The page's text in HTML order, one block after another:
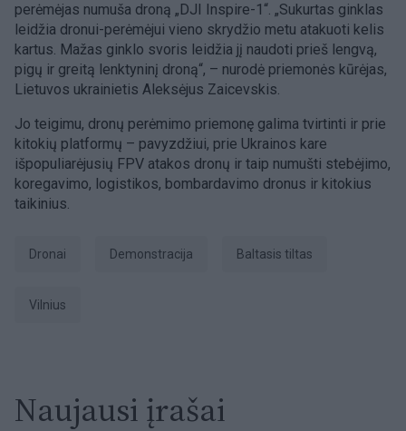
perėmėjas numuša droną „DJI Inspire-1“. „Sukurtas ginklas
leidžia dronui-perėmėjui vieno skrydžio metu atakuoti kelis
kartus. Mažas ginklo svoris leidžia jį naudoti prieš lengvą,
pigų ir greitą lenktyninį droną“, – nurodė priemonės kūrėjas,
Lietuvos ukrainietis Aleksėjus Zaicevskis.
Jo teigimu, dronų perėmimo priemonę galima tvirtinti ir prie
kitokių platformų – pavyzdžiui, prie Ukrainos kare
išpopuliarėjusių FPV atakos dronų ir taip numušti stebėjimo,
koregavimo, logistikos, bombardavimo dronus ir kitokius
taikinius.
dronai demonstracija Baltasis tiltas
Vilnius
Naujausi įrašai